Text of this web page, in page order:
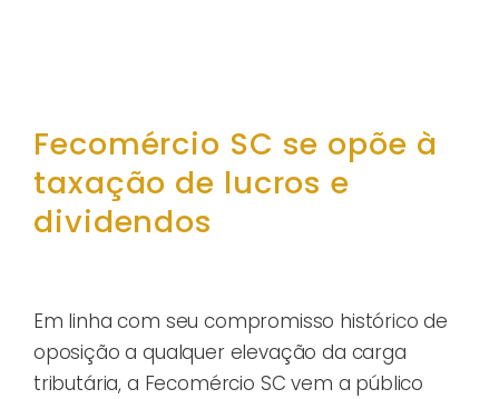
Fecomércio SC se opõe à
taxação de lucros e
dividendos
Em linha com seu compromisso histórico de
oposição a qualquer elevação da carga
tributária, a Fecomércio SC vem a público